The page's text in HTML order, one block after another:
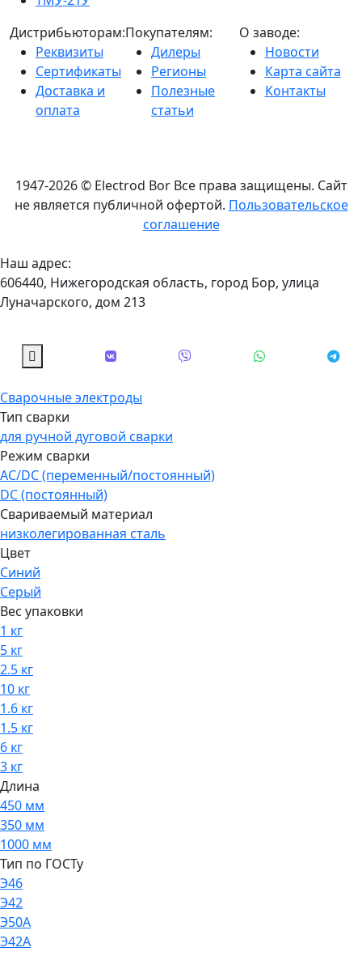
Дистрибьюторам:
Реквизиты
Сертификаты
Доставка и
оплата
Покупателям:
Дилеры
Регионы
Полезные
статьи
О заводе:
Новости
Карта сайта
Контакты
1947-2026 © Electrod Bor Все права защищены. Сайт
не является публичной офертой. Пользовательское
соглашение
Наш адрес:
606440, Нижегородская область, город Бор, улица
Луначарского, дом 213
Сварочные электроды
Тип сварки
для ручной дуговой сварки
Режим сварки
AC/DC (переменный/постоянный)
DC (постоянный)
Свариваемый материал
низколегированная сталь
Цвет
Синий
Серый
Вес упаковки
1 кг
5 кг
2.5 кг
10 кг
1.6 кг
1.5 кг
6 кг
3 кг
Длина
450 мм
350 мм
1000 мм
Тип по ГОСТу
Э46
Э42
Э50А
Э42А